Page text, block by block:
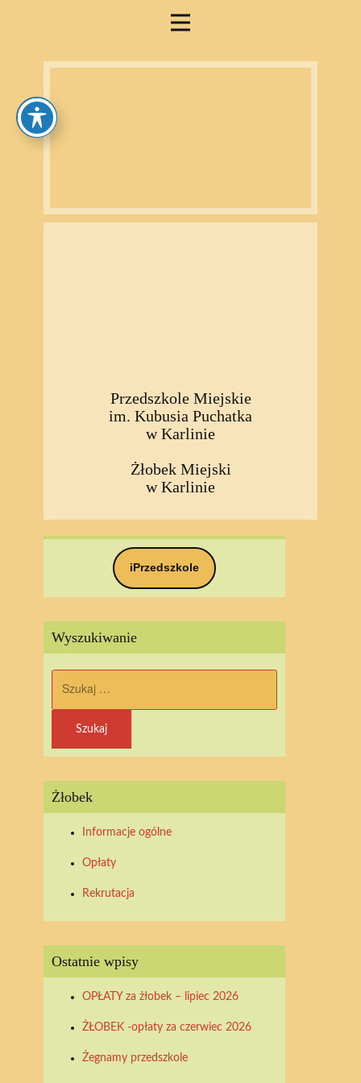
Przedszkole Miejskie
im. Kubusia Puchatka
w Karlinie
Żłobek Miejski
w Karlinie
iPrzedszkole
Wyszukiwanie
Żłobek
Informacje ogólne
Opłaty
Rekrutacja
Ostatnie wpisy
OPŁATY za żłobek – lipiec 2026
ŻŁOBEK -opłaty za czerwiec 2026
Żegnamy przedszkole